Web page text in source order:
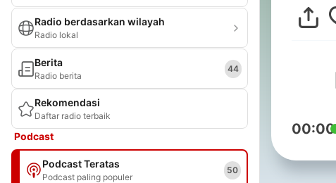
Radio berdasarkan wilayah
Radio lokal
Berita
Radio berita
44
Rekomendasi
Daftar radio terbaik
Podcast
Podcast Teratas
Podcast paling populer
50
00:00